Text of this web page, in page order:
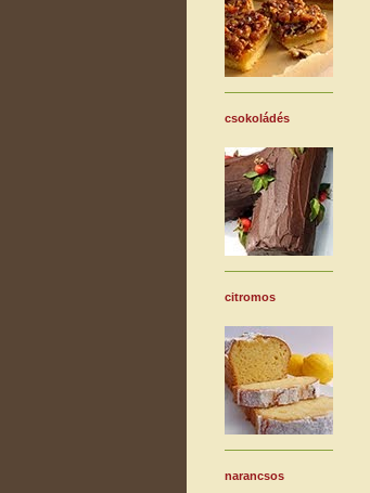
csokoládés
citromos
narancsos